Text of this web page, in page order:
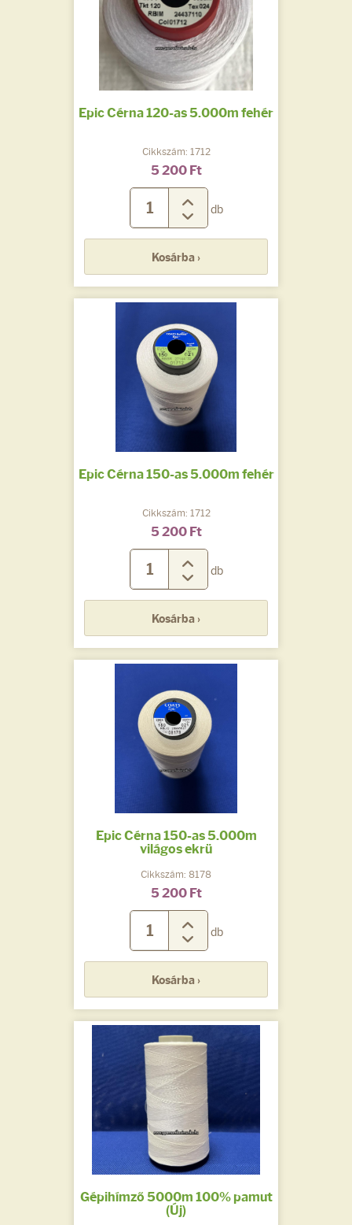
Epic Cérna 120-as 5.000m fehér
Cikkszám: 1712
5 200 Ft
db
Kosárba ›
Epic Cérna 150-as 5.000m fehér
Cikkszám: 1712
5 200 Ft
db
Kosárba ›
Epic Cérna 150-as 5.000m
világos ekrü
Cikkszám: 8178
5 200 Ft
db
Kosárba ›
Gépihímző 5000m 100% pamut
(Új)